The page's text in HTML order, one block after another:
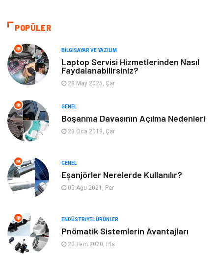
Hukuk
Giyim Turizm
Otomotiv Eğitim Kurumları
Yapı İnşaat
Emlak Maden ve Metal
Mobilya Hizmet
Endüstriyel Ürünler
Aksesuar Bahçe Ev
Ambalaj
POPÜLER
BILGISAYAR VE YAZILIM
Laptop Servisi Hizmetlerinden Nasıl
Faydalanabilirsiniz?
28 May 2025, Çar
GENEL
Boşanma Davasının Açılma Nedenleri
23 Oca 2019, Çar
GENEL
Eşanjörler Nerelerde Kullanılır?
05 Ağu 2021, Per
ENDÜSTRIYEL ÜRÜNLER
Pnömatik Sistemlerin Avantajları
20 Tem 2020, Pts